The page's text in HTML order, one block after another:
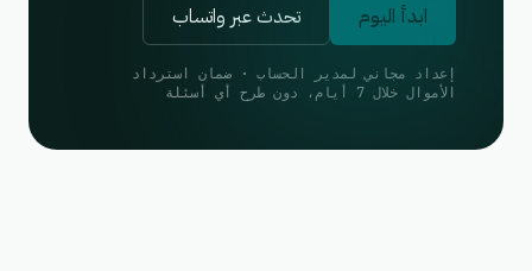
ابدأ اليوم تحدث عبر واتساب
إعداد مجاني لمدير الحساب · ضمان استرداد
الأموال خلال 7 أيام، دون طرح أي أسئلة